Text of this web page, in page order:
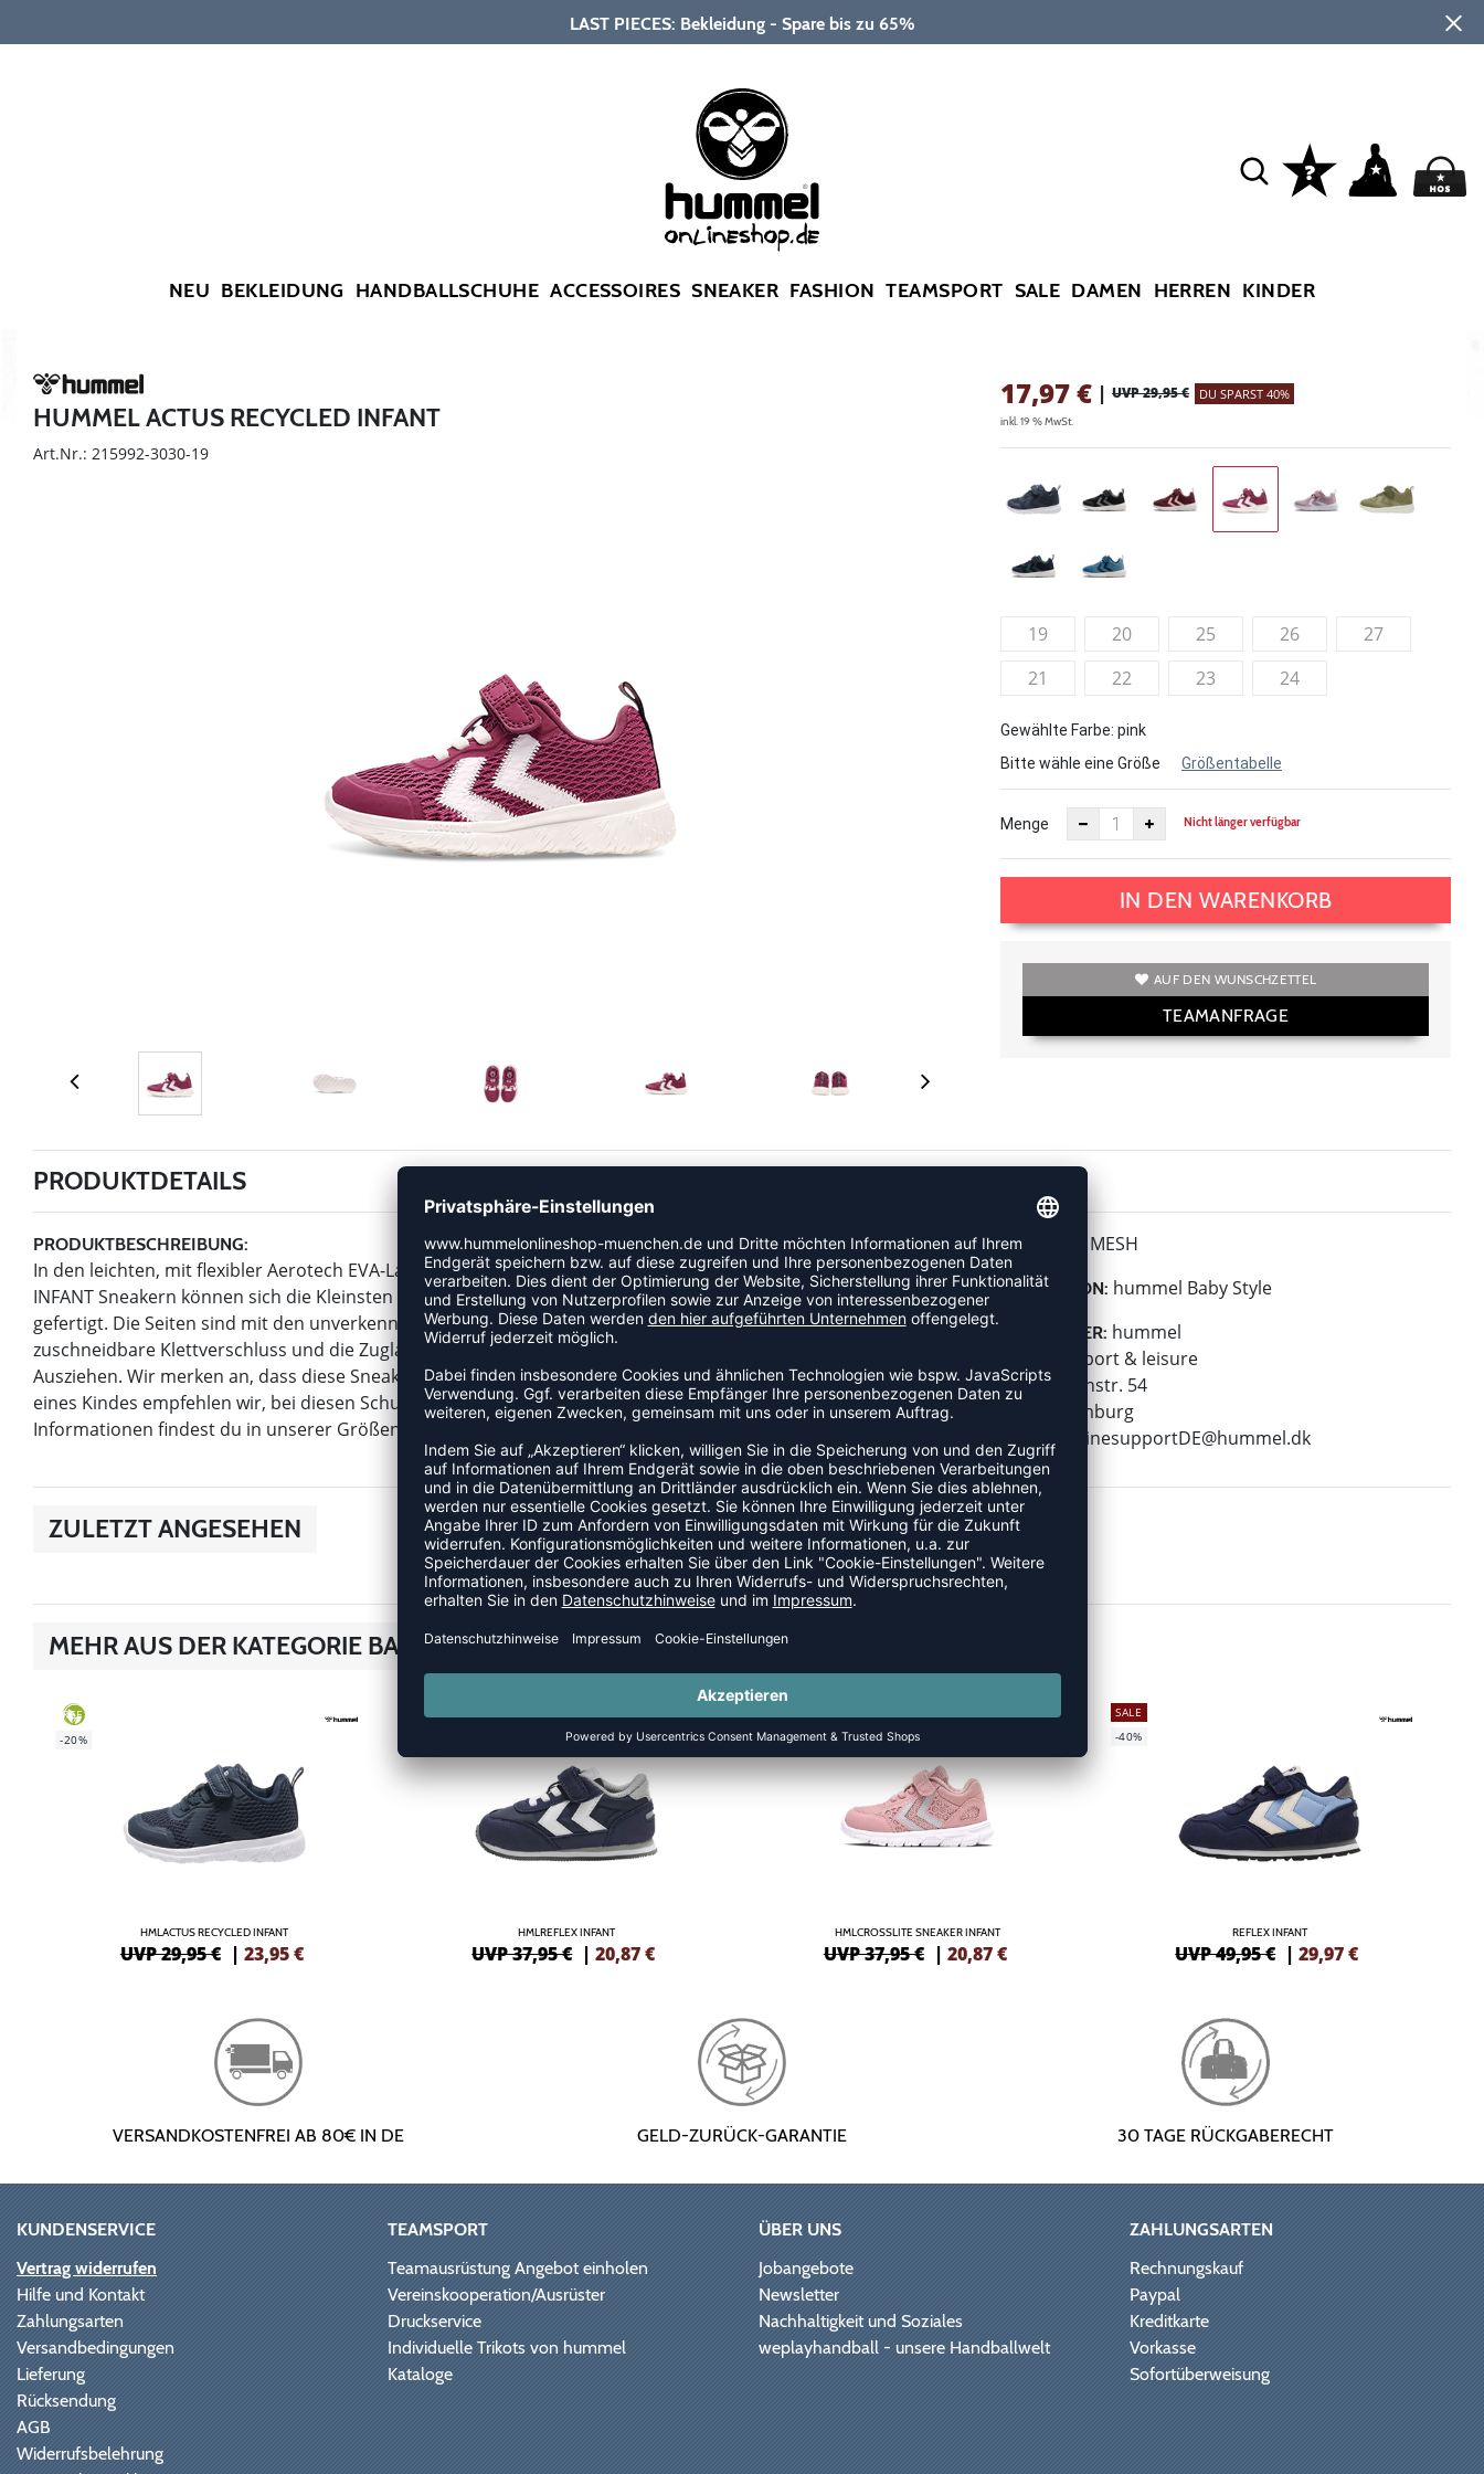
LAST PIECES: Bekleidung - Spare bis zu 65%
NEU BEKLEIDUNG HANDBALLSCHUHE ACCESSOIRES SNEAKER FASHION TEAMSPORT SALE DAMEN HERREN KINDER
HUMMEL ACTUS RECYCLED INFANT
Art.Nr.: 215992-3030-19
17,97€ | UVP 29,95 € DU SPARST 40%
inkl. 19 % MwSt.
19 20 25 26
27
21
22 23 24
Gewählte Farbe: pink
Bitte wähle eine Größe
Größentabelle
Menge Nicht länger verfügbar
IN DEN WARENKORB
AUF DEN WUNSCHZETTEL
TEAMANFRAGE
PRODUKTDETAILS
PRODUKTBESCHREIBUNG:
In den leichten, mit flexibler Aerotech EVA-Laufsohle und Mesh-Obermaterial ausgestatteten ACTUS RECYCLED
INFANT Sneakern können sich die Kleinsten so richtig austoben. Dieser Sneaker ist aus recycelten Materialien
gefertigt. Die Seiten sind mit den unverkennbaren Winkeln gestaltet. Die elastischen Schnürsenkel, der
zuschneidbare Klettverschluss und die Zuglasche an der Ferse ermöglichen zudem ein einfaches An- und
Ausziehen. Wir merken an, dass diese Sneaker eine normale Breite aufweisen. Bei der Auswahl der Schuhgröße
eines Kindes empfehlen wir, bei diesen Schuhen 1–1,5 cm Wachstumsspielraum zu lassen. Weitere
Informationen findest du in unserer Größentabelle.
MATERIAL: MESH
KOLLEKTION: hummel Baby Style
HERSTELLER: hummel
hummel sport & leisure
Leverkusenstr. 54
22761 Hamburg
E-Mail:
onlinesupportDE@hummel.dk
ZULETZT ANGESEHEN
MEHR AUS DER KATEGORIE BABY
GREEN
-20%
HMLACTUS RECYCLED INFANT
UVP 29,95 € | 23,95€
SALE
HMLREFLEX INFANT
UVP 37,95 € |20,87€
-45%
HMLCROSSLITE SNEAKER INFANT
UVP 37,95 € | 20,87€
SALE
-40%
REFLEX INFANT
UVP 49,95 € |29,97€
VERSANDKOSTENFREI AB 80€ IN DE GELD-ZURÜCK-GARANTIE 30 TAGE RÜCKGABERECHT
KUNDENSERVICE
Vertrag widerrufen
Hilfe und Kontakt
Zahlungsarten
Versandbedingungen
Lieferung
Rücksendung
AGB
Widerrufsbelehrung
TEAMSPORT
Teamausrüstung Angebot einholen
Vereinskooperation/Ausrüster
Druckservice
Individuelle Trikots von hummel
Kataloge
ÜBER UNS
Jobangebote
Newsletter
Nachhaltigkeit und Soziales
weplayhandball - unsere Handballwelt
ZAHLUNGSARTEN
Rechnungskauf
Paypal
Kreditkarte
Vorkasse
Sofortüberweisung